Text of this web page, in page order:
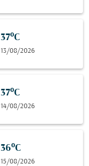
37°C
13/08/2026
37°C
14/08/2026
36°C
15/08/2026